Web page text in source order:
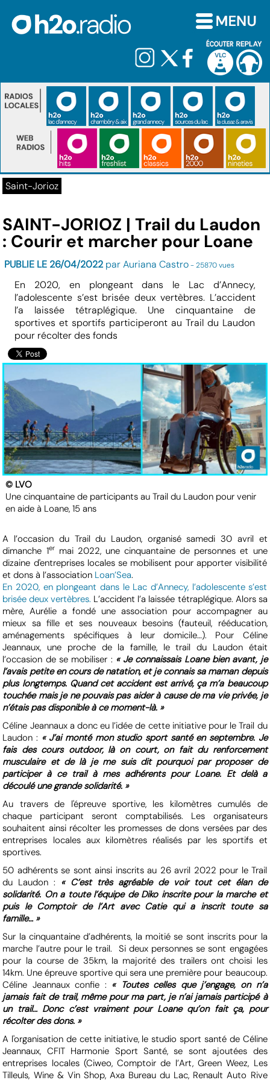
Saint-Jorioz
SAINT-JORIOZ | Trail du Laudon
: Courir et marcher pour Loane
PUBLIE LE 26/04/2022 par Auriana Castro- 25870 vues
En 2020, en plongeant dans le Lac d’Annecy,
l’adolescente s’est brisée deux vertèbres. L’accident
l’a laissée tétraplégique. Une cinquantaine de
sportives et sportifs participeront au Trail du Laudon
pour récolter des fonds
© LVO
Une cinquantaine de participants au Trail du Laudon pour venir
en aide à Loane, 15 ans
A l’occasion du Trail du Laudon, organisé samedi 30 avril et
dimanche 1ermai 2022, une cinquantaine de personnes et une
dizaine d'entreprises locales se mobilisent pour apporter visibilité
et dons à l’association Loan’Sea.
En 2020, en plongeant dans le Lac d’Annecy, l’adolescente s’est
brisée deux vertèbres. L’accident l’a laissée tétraplégique. Alors sa
mère, Aurélie a fondé une association pour accompagner au
mieux sa fille et ses nouveaux besoins (fauteuil, rééducation,
aménagements spécifiques à leur domicile…). Pour Céline
Jeannaux, une proche de la famille, le trail du Laudon était
l’occasion de se mobiliser : « Je connaissais Loane bien avant, je
l’avais petite en cours de natation, et je connais sa maman depuis
plus longtemps. Quand cet accident est arrivé, ça m’a beaucoup
touchée mais je ne pouvais pas aider à cause de ma vie privée, je
n’étais pas disponible à ce moment-là. »
Céline Jeannaux a donc eu l’idée de cette initiative pour le Trail du
Laudon : « J’ai monté mon studio sport santé en septembre. Je
fais des cours outdoor, là on court, on fait du renforcement
musculaire et de là je me suis dit pourquoi par proposer de
participer à ce trail à mes adhérents pour Loane. Et delà a
découlé une grande solidarité. »
Au travers de l'épreuve sportive, les kilomètres cumulés de
chaque participant seront comptabilisés. Les organisateurs
souhaitent ainsi récolter les promesses de dons versées par des
entreprises locales aux kilomètres réalisés par les sportifs et
sportives.
50 adhérents se sont ainsi inscrits au 26 avril 2022 pour le Trail
du Laudon : « C’est très agréable de voir tout cet élan de
solidarité. On a toute l’équipe de Diko inscrite pour la marche et
puis le Comptoir de l’Art avec Catie qui a inscrit toute sa
famille… »
Sur la cinquantaine d’adhérents, la moitié se sont inscrits pour la
marche l’autre pour le trail. Si deux personnes se sont engagées
pour la course de 35km, la majorité des trailers ont choisi les
14km. Une épreuve sportive qui sera une première pour beaucoup.
Céline Jeannaux confie : « Toutes celles que j’engage, on n’a
jamais fait de trail, même pour ma part, je n’ai jamais participé à
un trail… Donc c’est vraiment pour Loane qu’on fait ça, pour
récolter des dons. »
A l'organisation de cette initiative, le studio sport santé de Céline
Jeannaux, CFIT Harmonie Sport Santé, se sont ajoutées des
entreprises locales (Ciweo, Comptoir de l’Art, Green Weez, Les
Tilleuls, Wine & Vin Shop, Axa Bureau du Lac, Renault Auto Rive